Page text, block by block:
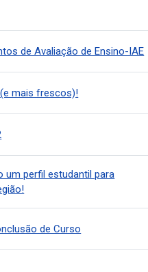
de Avaliação de Ensino-IAE
mais frescos)!
um perfil estudantil para
de Curso